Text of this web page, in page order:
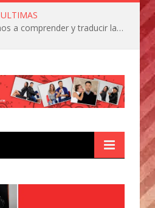
ULTIMAS
La IA está acercándonos a comprender y traducir las vocalizaciones y comportamientos de nuestras mascotas